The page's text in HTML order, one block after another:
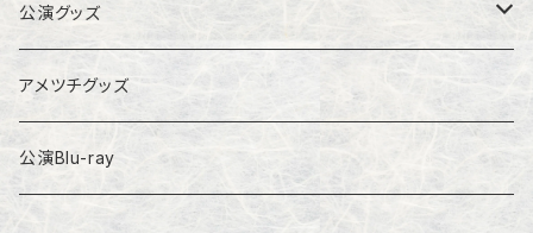
公演グッズ
幻調乱歩シリーズ
その他
アメツチグッズ
公演Blu-ray